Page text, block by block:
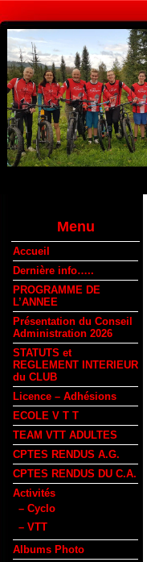
Menu
Accueil
Dernière info…..
PROGRAMME DE
L’ANNEE
Présentation du Conseil
Administration 2026
STATUTS et
REGLEMENT INTERIEUR
du CLUB
Licence – Adhésions
ECOLE V T T
TEAM VTT ADULTES
CPTES RENDUS A.G.
CPTES RENDUS DU C.A.
Activités
– Cyclo
– VTT
Albums Photo